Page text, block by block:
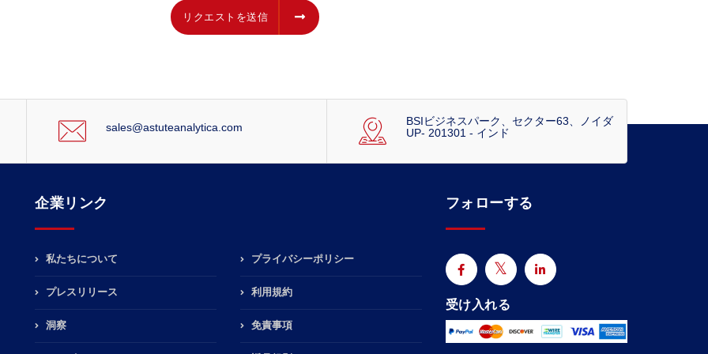
リクエストを送信
sales@astuteanalytica.com
BSIビジネスパーク、セクター63、ノイダ
UP- 201301 - インド
企業リンク
私たちについて
プレスリリース
洞察
プライバシーポリシー
利用規約
免責事項
フォローする
受け入れる